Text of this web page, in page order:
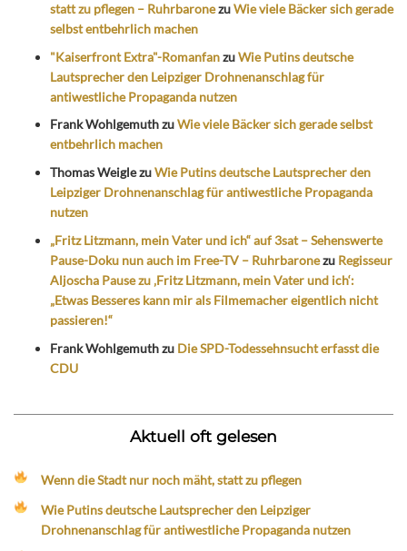
statt zu pflegen – RuhrbaronezuWie viele Bäcker sich gerade
selbst entbehrlich machen
"Kaiserfront Extra"-RomanfanzuWie Putins deutsche
Lautsprecher den Leipziger Drohnenanschlag für
antiwestliche Propaganda nutzen
Frank WohlgemuthzuWie viele Bäcker sich gerade selbst
entbehrlich machen
Thomas WeiglezuWie Putins deutsche Lautsprecher den
Leipziger Drohnenanschlag für antiwestliche Propaganda
nutzen
„Fritz Litzmann, mein Vater und ich“ auf 3sat – Sehenswerte
Pause-Doku nun auch im Free-TV – Ruhrbaronezu Regisseur
Aljoscha Pause zu ‚Fritz Litzmann, mein Vater und ich‘:
„Etwas Besseres kann mir als Filmemacher eigentlich nicht
passieren!“
Frank Wohlgemuthzu Die SPD-Todessehnsucht erfasst die
CDU
Aktuell oft gelesen
Wenn die Stadt nur noch mäht, statt zu pflegen
Wie Putins deutsche Lautsprecher den Leipziger
Drohnenanschlag für antiwestliche Propaganda nutzen